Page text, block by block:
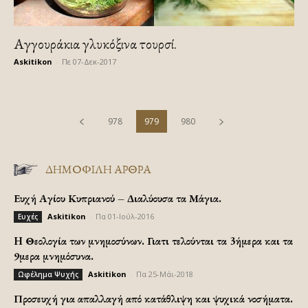
Αγγουράκια γλυκόξινα τουρσί.
Askitikon Πε 07-Δεκ-2017
978 979 980
ΔΗΜΟΦΙΛΗ ΑΡΘΡΑ
Ευχή Αγίου Κυπριανού – Διαλύουσα τα Μάγια.
Ευχές Askitikon Πα 01-Ιούλ-2016
H Θεολογία των μνημοσύνων. Γιατι τελούνται τα 3ήμερα και τα
9μερα μνημόσυνα.
Ωφέλημα Ψυχής Askitikon Πα 25-Μάι-2018
Προσευχή για απαλλαγή από κατάθλιψη και ψυχικά νοσήματα.